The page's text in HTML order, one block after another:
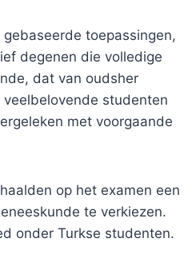
toepassingen,
degenen die volledige
dat van oudsher
studenten
met voorgaande
op het examen een
te verkiezen.
onder Turkse studenten.